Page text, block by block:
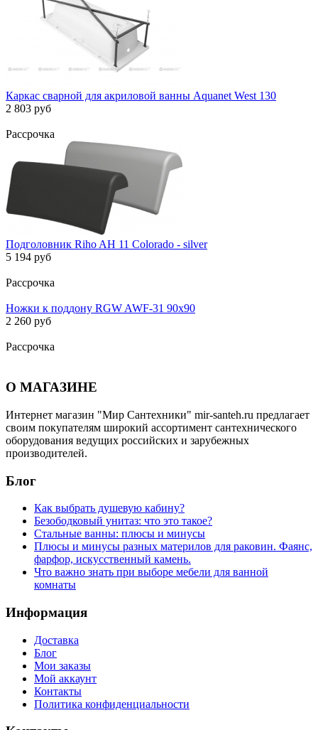
Каркас сварной для акриловой ванны Aquanet West 130
2 803 руб
Рассрочка
Подголовник Riho AH 11 Colorado - silver
5 194 руб
Рассрочка
Ножки к поддону RGW AWF-31 90х90
2 260 руб
Рассрочка
О МАГАЗИНЕ
Интернет магазин "Мир Сантехники" mir-santeh.ru предлагает
своим покупателям широкий ассортимент сантехнического
оборудования ведущих российских и зарубежных
производителей.
Блог
Как выбрать душевую кабину?
Безободковый унитаз: что это такое?
Стальные ванны: плюсы и минусы
Плюсы и минусы разных материлов для раковин. Фаянс,
фарфор, искусственный камень.
Что важно знать при выборе мебели для ванной
комнаты
Информация
Доставка
Блог
Мои заказы
Мой аккаунт
Контакты
Политика конфиденциальности